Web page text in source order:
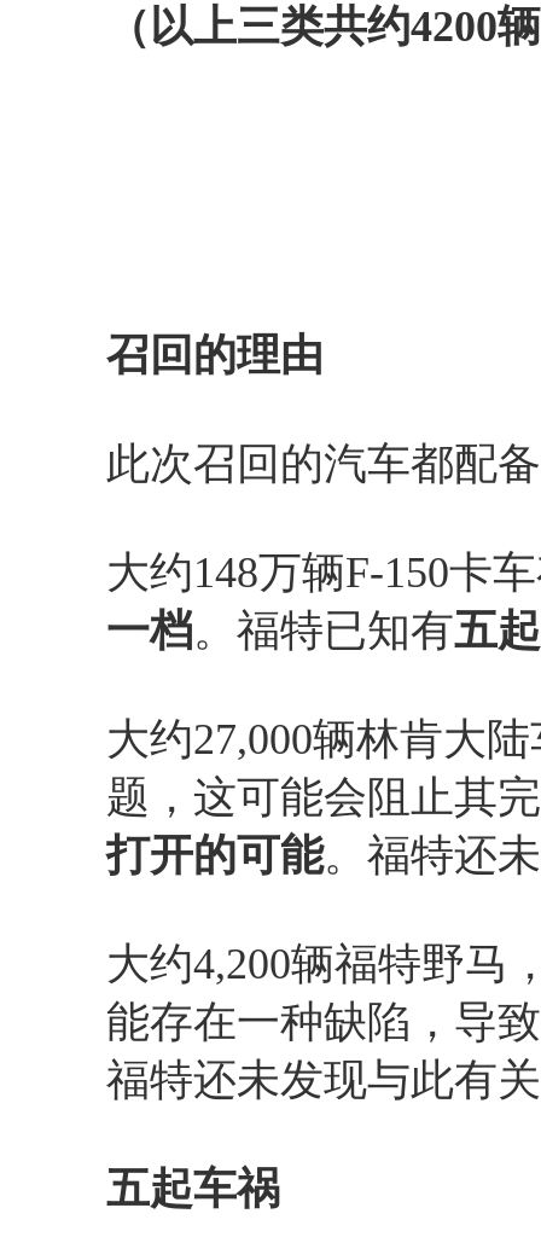
（以上三类共约4200
召回的理由
此次召回的汽车都配
大约148万辆F-150卡
一档。福特已知有五
大约27,000辆林肯大
题，这可能会阻止其
打开的可能。福特还
大约4,200辆福特野马
能存在一种缺陷，导
福特还未发现与此有
五起车祸